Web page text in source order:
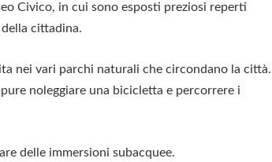
Civico, in cui sono esposti preziosi reperti
cittadina.
nei vari parchi naturali che circondano la città.
noleggiare una bicicletta e percorrere i
delle immersioni subacquee.